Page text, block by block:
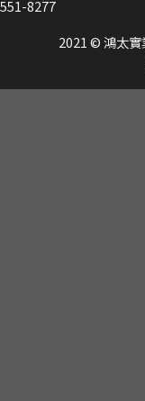
551-8277
2021 © 鴻太實